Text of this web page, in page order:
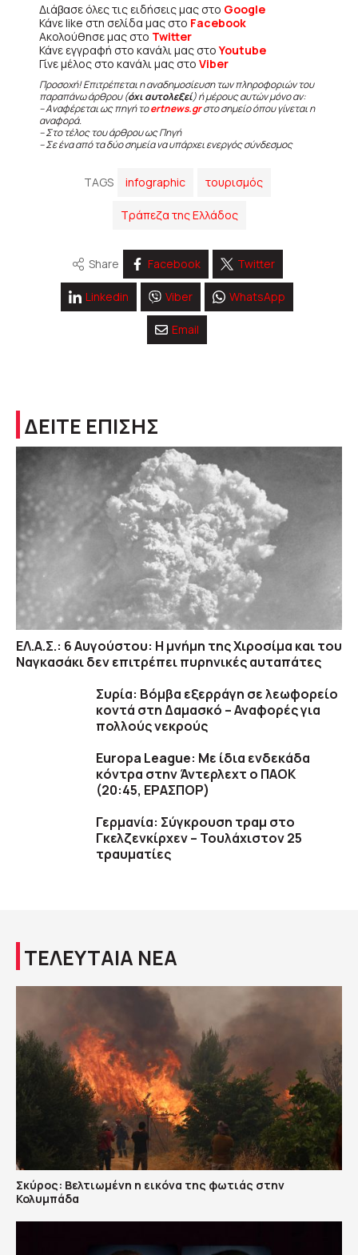
Διάβασε όλες τις ειδήσεις μας στο Google
Κάνε like στη σελίδα μας στο Facebook
Ακολούθησε μας στο Twitter
Κάνε εγγραφή στο κανάλι μας στοYoutube
Γίνε μέλος στο κανάλι μας στο Viber
Προσοχή! Επιτρέπεται η αναδημοσίευση των πληροφοριών του
παραπάνω άρθρου (όχι αυτολεξεί) ή μέρους αυτών μόνο αν:
– Αναφέρεται ως πηγή τοertnews.grστο σημείο όπου γίνεται η
αναφορά.
– Στο τέλος του άρθρου ως Πηγή
– Σε ένα από τα δύο σημεία να υπάρχει ενεργός σύνδεσμος
TAGS infographic τουρισμός
Τράπεζα της Ελλάδος
Share Facebook Twitter
Linkedin Viber WhatsApp
Email
ΔΕΙΤΕ ΕΠΙΣΗΣ
ΕΛ.Α.Σ.: 6 Αυγούστου: Η μνήμη της Χιροσίμα και του
Ναγκασάκι δεν επιτρέπει πυρηνικές αυταπάτες
Συρία: Βόμβα εξερράγη σε λεωφορείο
κοντά στη Δαμασκό – Αναφορές για
πολλούς νεκρούς
Europa League: Με ίδια ενδεκάδα
κόντρα στην Άντερλεχτ ο ΠΑΟΚ
(20:45, EΡΑΣΠΟΡ)
Γερμανία: Σύγκρουση τραμ στο
Γκελζενκίρχεν – Τουλάχιστον 25
τραυματίες
ΤΕΛΕΥΤΑΙΑ ΝΕΑ
Σκύρος: Βελτιωμένη η εικόνα της φωτιάς στην
Κολυμπάδα